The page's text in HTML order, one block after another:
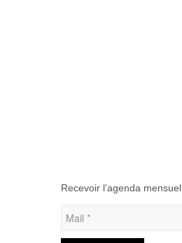
Recevoir l’agenda mensuel.